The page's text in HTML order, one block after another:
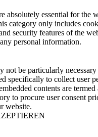
absolutely essential for the
category only includes
security features of the
personal information.
not be particularly
specifically to collect user
contents are termed
to procure user consent
website.